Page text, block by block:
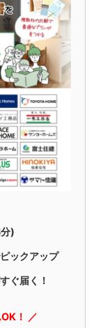
)
ックアップ
ぐ届く！
！ ／